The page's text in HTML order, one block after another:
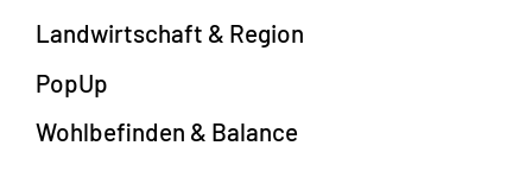
Landwirtschaft & Region
PopUp
Wohlbefinden & Balance